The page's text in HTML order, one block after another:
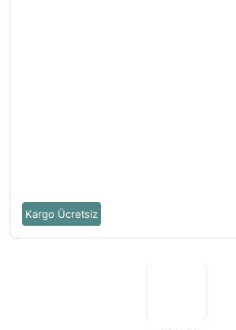
Kargo Ücretsiz